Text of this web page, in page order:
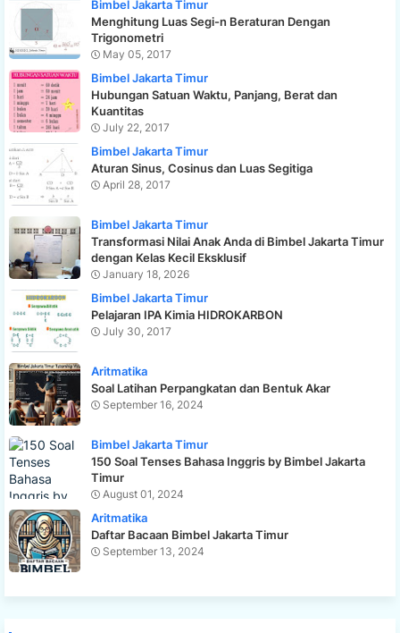
Bimbel Jakarta Timur
Menghitung Luas Segi-n Beraturan Dengan
Trigonometri
May 05, 2017
Bimbel Jakarta Timur
Hubungan Satuan Waktu, Panjang, Berat dan
Kuantitas
July 22, 2017
Bimbel Jakarta Timur
Aturan Sinus, Cosinus dan Luas Segitiga
April 28, 2017
Bimbel Jakarta Timur
Transformasi Nilai Anak Anda di Bimbel Jakarta Timur
dengan Kelas Kecil Eksklusif
January 18, 2026
Bimbel Jakarta Timur
Pelajaran IPA Kimia HIDROKARBON
July 30, 2017
Aritmatika
Soal Latihan Perpangkatan dan Bentuk Akar
September 16, 2024
Bimbel Jakarta Timur
150 Soal Tenses Bahasa Inggris by Bimbel Jakarta
Timur
August 01, 2024
Aritmatika
Daftar Bacaan Bimbel Jakarta Timur
September 13, 2024